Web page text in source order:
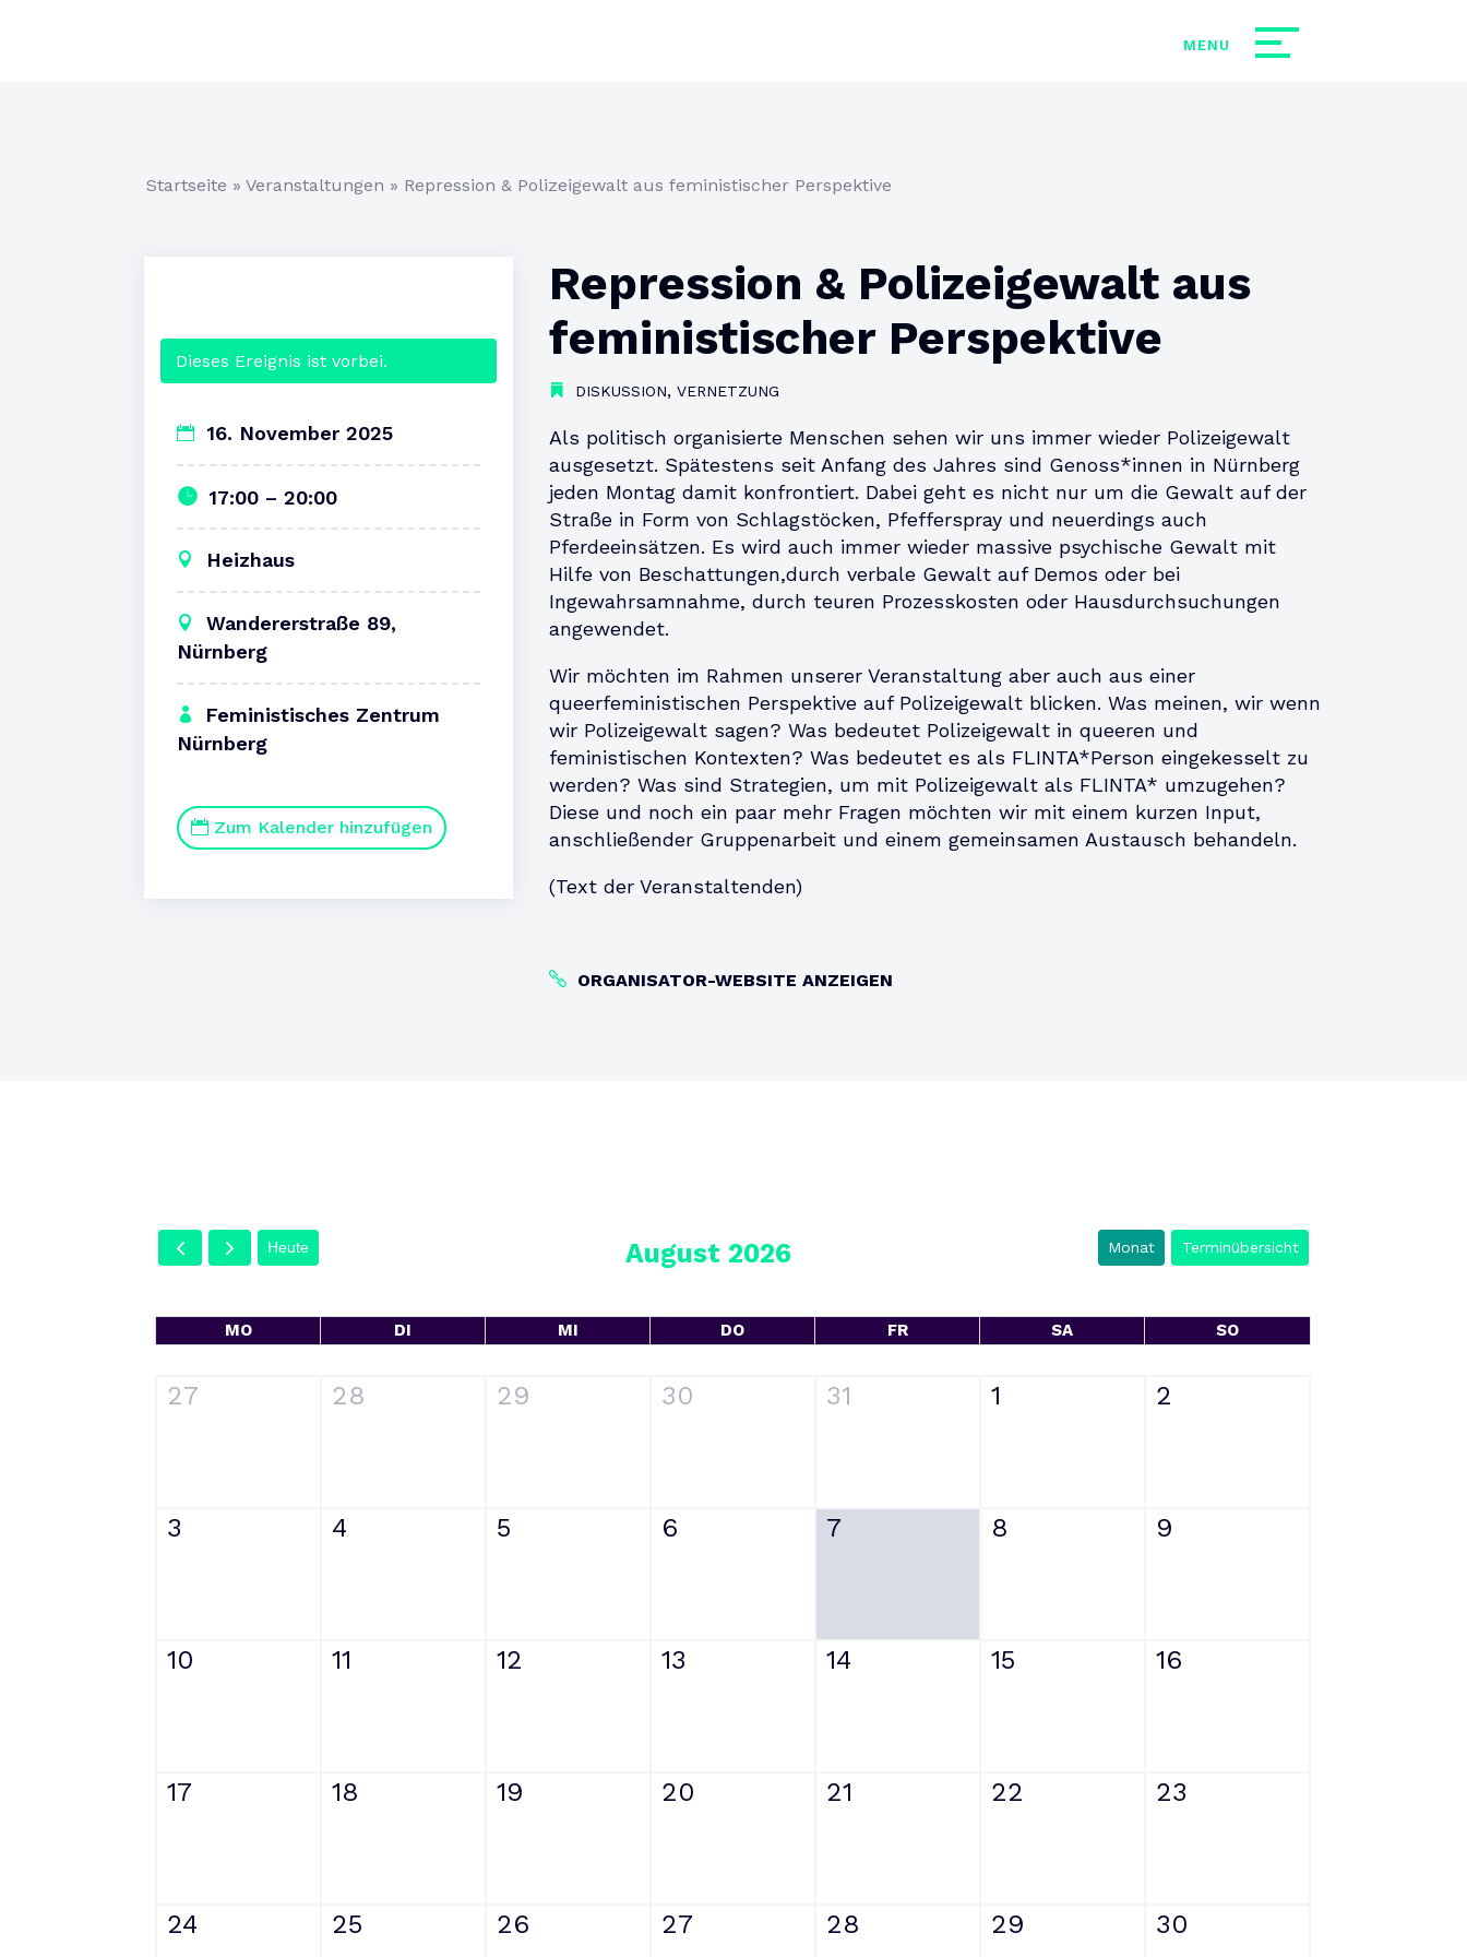
Startseite »Veranstaltungen » Repression & Polizeigewalt aus feministischer Perspektive
Dieses Ereignis ist vorbei.
16. November 2025
17:00 – 20:00
Heizhaus
Wandererstraße 89,
Nürnberg
Feministisches Zentrum
Nürnberg
Zum Kalender hinzufügen
Repression & Polizeigewalt aus
feministischer Perspektive
DISKUSSION, VERNETZUNG
Als politisch organisierte Menschen sehen wir uns immer wieder Polizeigewalt
ausgesetzt. Spätestens seit Anfang des Jahres sind Genoss*innen in Nürnberg
jeden Montag damit konfrontiert. Dabei geht es nicht nur um die Gewalt auf der
Straße in Form von Schlagstöcken, Pfefferspray und neuerdings auch
Pferdeeinsätzen. Es wird auch immer wieder massive psychische Gewalt mit
Hilfe von Beschattungen,durch verbale Gewalt auf Demos oder bei
Ingewahrsamnahme, durch teuren Prozesskosten oder Hausdurchsuchungen
angewendet.
Wir möchten im Rahmen unserer Veranstaltung aber auch aus einer
queerfeministischen Perspektive auf Polizeigewalt blicken. Was meinen, wir wenn
wir Polizeigewalt sagen? Was bedeutet Polizeigewalt in queeren und
feministischen Kontexten? Was bedeutet es als FLINTA*Person eingekesselt zu
werden? Was sind Strategien, um mit Polizeigewalt als FLINTA* umzugehen?
Diese und noch ein paar mehr Fragen möchten wir mit einem kurzen Input,
anschließender Gruppenarbeit und einem gemeinsamen Austausch behandeln.
(Text der Veranstaltenden)
ORGANISATOR-WEBSITE ANZEIGEN
Heute August 2026 Monat Terminübersicht
MO DI MI DO FR SA SO
27 28 29 30 31 1 2
3 4 5 6 7 8 9
10 11 12 13 14 15 16
17 18 19 20 21 22 23
24 25 26 27 28 29 30